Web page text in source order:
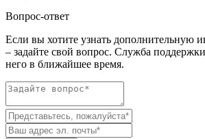
Вопрос-ответ
Если вы хотите узнать дополнительную
– задайте свой вопрос. Служба
него в ближайшее время.